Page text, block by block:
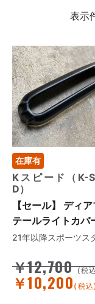
表示
在庫有
Kスピード（K-
D）
【セール】 ディ
テールライトカバ
21年以降スポーツス
￥12,700(税
￥10,200 (税込